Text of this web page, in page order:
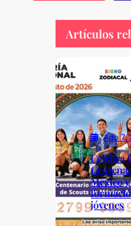
e
b
o
o
k
s
A
p
y
Li
n
k
Artículos
Ago 7,
Celebra
México
jóvenes